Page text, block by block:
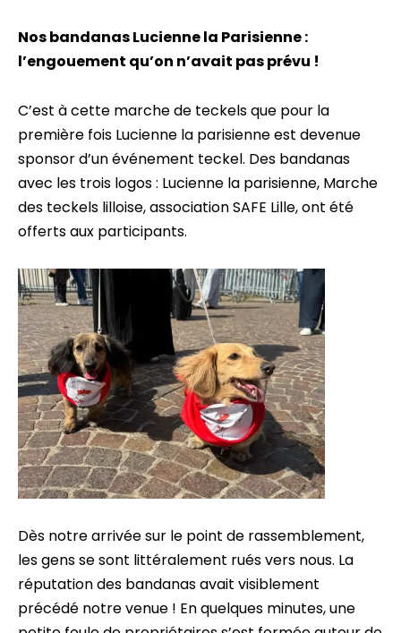
Nos bandanas Lucienne la Parisienne :
l’engouement qu’on n’avait pas prévu !
C’est à cette marche de teckels que pour la
première fois Lucienne la parisienne est devenue
sponsor d’un événement teckel. Des bandanas
avec les trois logos : Lucienne la parisienne, Marche
des teckels lilloise, association SAFE Lille, ont été
offerts aux participants.
Dès notre arrivée sur le point de rassemblement,
les gens se sont littéralement rués vers nous. La
réputation des bandanas avait visiblement
précédé notre venue ! En quelques minutes, une